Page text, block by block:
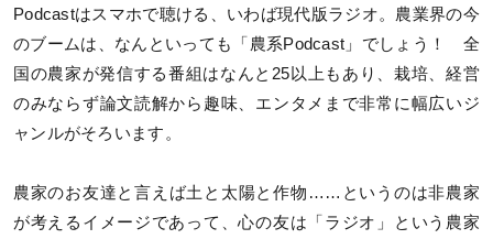
Podcastはスマホで聴ける、いわば現代版ラジオ。農業界の今
のブームは、なんといっても「農系Podcast」でしょう！ 全
国の農家が発信する番組はなんと25以上もあり、栽培、経営
のみならず論文読解から趣味、エンタメまで非常に幅広いジ
ャンルがそろいます。
農家のお友達と言えば土と太陽と作物……というのは非農家
が考えるイメージであって、心の友は「ラジオ」という農家